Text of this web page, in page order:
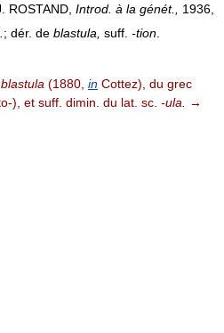
ROSTAND, Introd. à la génét., 1936,
; dér. de blastula, suff. -tion
blastula (1880, in Cottez), du grec
), et suff. dimin. du lat. sc. -ula.
→